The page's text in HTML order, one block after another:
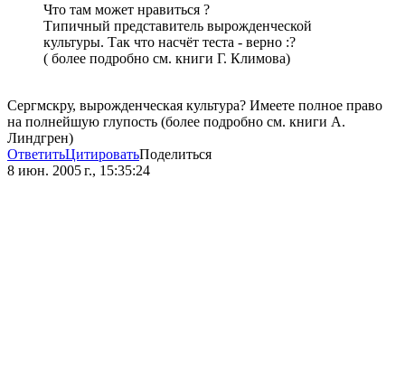
Что там может нравиться ?
Типичный представитель вырожденческой
культуры. Так что насчёт теста - верно :?
( более подробно см. книги Г. Климова)
Сергмскру, вырожденческая культура? Имеете полное право
на полнейшую глупость (более подробно см. книги А.
Линдгрен)
ОтветитьЦитироватьПоделиться
8 июн. 2005 г., 15:35:24